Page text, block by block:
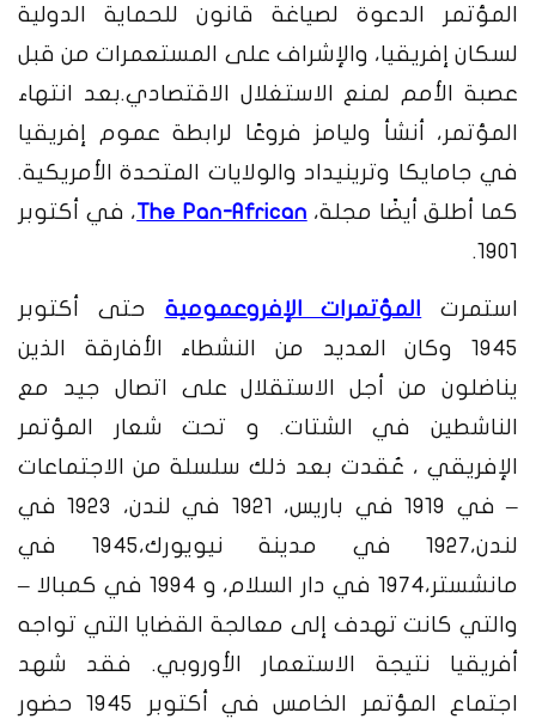
المؤتمر الدعوة لصياغة قانون للحماية الدولية
لسكان إفريقيا، والإشراف على المستعمرات من قبل
عصبة الأمم لمنع الاستغلال الاقتصادي.بعد انتهاء
المؤتمر، أنشأ وليامز فروعًا لرابطة عموم إفريقيا
في جامايكا وترينيداد والولايات المتحدة الأمريكية.
كما أطلق أيضًا مجلة، The Pan-African، في أكتوبر
1901.
استمرت المؤتمرات الإفروعمومية حتى أكتوبر
1945 وكان العديد من النشطاء الأفارقة الذين
يناضلون من أجل الاستقلال على اتصال جيد مع
الناشطين في الشتات. و تحت شعار المؤتمر
الإفريقي ، عُقدت بعد ذلك سلسلة من الاجتماعات
– في 1919 في باريس، 1921 في لندن، 1923 في
لندن،1927 في مدينة نيويورك،1945 في
مانشستر،1974 في دار السلام، و 1994 في كمبالا –
والتي كانت تهدف إلى معالجة القضايا التي تواجه
أفريقيا نتيجة الاستعمار الأوروبي.
فقد شهد
اجتماع المؤتمر الخامس في أكتوبر 1945 حضور